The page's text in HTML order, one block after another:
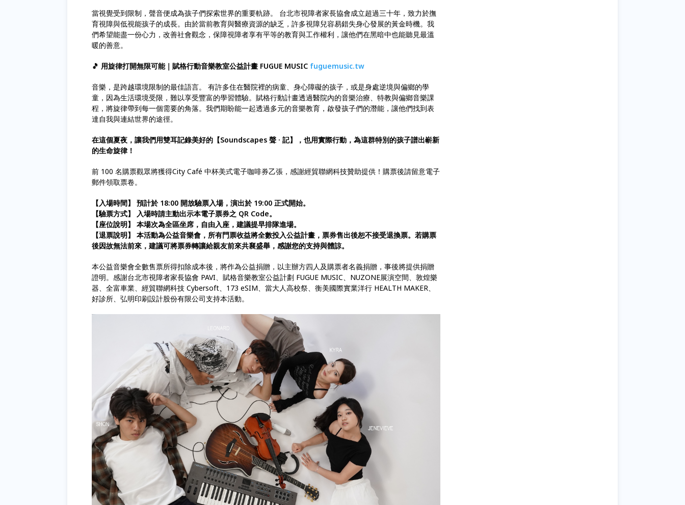
當視覺受到限制，聲音便成為孩子們探索世界的重要軌跡。 台北市視障者家長協會成立超過三十年，致力於撫
育視障與低視能孩子的成長。由於當前教育與醫療資源的缺乏，許多視障兒容易錯失身心發展的黃金時機。我
們希望能盡一份心力，改善社會觀念，保障視障者享有平等的教育與工作權利，讓他們在黑暗中也能聽見最溫
暖的善意。
🎵 用旋律打開無限可能｜賦格行動音樂教室公益計畫 FUGUE MUSIC fuguemusic.tw
音樂，是跨越環境限制的最佳語言。 有許多住在醫院裡的病童、身心障礙的孩子，或是身處逆境與偏鄉的學
童，因為生活環境受限，難以享受豐富的學習體驗。賦格行動計畫透過醫院內的音樂治療、特教與偏鄉音樂課
程，將旋律帶到每一個需要的角落。我們期盼能一起透過多元的音樂教育，啟發孩子們的潛能，讓他們找到表
達自我與連結世界的途徑。
在這個夏夜，讓我們用雙耳記錄美好的【Soundscapes 聲 · 記】，也用實際行動，為這群特別的孩子譜出嶄新
的生命旋律！
前 100 名購票觀眾將獲得City Café 中杯美式電子咖啡券乙張，感謝經貿聯網科技贊助提供！購票後請留意電子
郵件領取票卷。
【入場時間】 預計於 18:00 開放驗票入場，演出於 19:00 正式開始。
【驗票方式】 入場時請主動出示本電子票券之 QR Code。
【座位說明】 本場次為全區坐席，自由入座，建議提早排隊進場。
【退票說明】 本活動為公益音樂會，所有門票收益將全數投入公益計畫，票券售出後恕不接受退換票。若購票
後因故無法前來，建議可將票券轉讓給親友前來共襄盛舉，感謝您的支持與體諒。
本公益音樂會全數售票所得扣除成本後，將作為公益捐贈，以主辦方四人及購票者名義捐贈，事後將提供捐贈
證明。感謝台北市視障者家長協會 PAVI、賦格音樂教室公益計劃 FUGUE MUSIC、NUZONE展演空間、敦煌樂
器、全富車業、經貿聯網科技 Cybersoft、173 eSIM、當大人高校祭、衡美國際實業洋行 HEALTH MAKER、
好診所、弘明印刷設計股份有限公司支持本活動。